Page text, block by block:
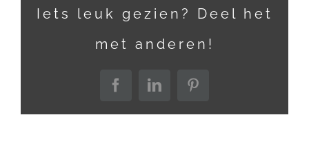
Iets leuk gezien? Deel het
met anderen!
FacebookLinkedInPinterest